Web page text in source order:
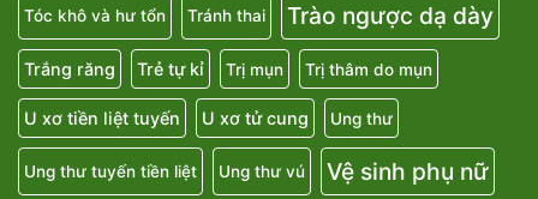
Tóc khô và hư tổn Tránh thai Trào ngược dạ dày
Trắng răng Trẻ tự kỉ Trị mụn Trị thâm do mụn
U xơ tiền liệt tuyến U xơ tử cung Ung thư
Ung thư tuyến tiền liệt Ung thư vú Vệ sinh phụ nữ